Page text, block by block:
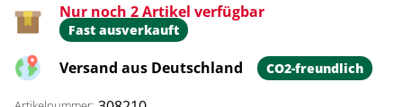
Nur noch 2 Artikel verfügbar
Fast ausverkauft
Versand aus Deutschland CO2-freundlich